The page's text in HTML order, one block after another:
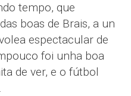
tempo, que
boas de Brais, a un
espectacular de
foi unha boa
de ver, e o fútbol